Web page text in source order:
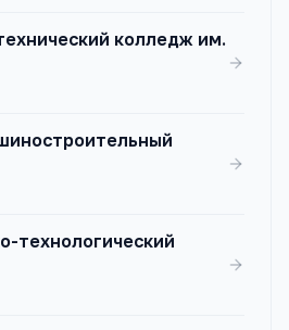
колледж им.
технологический